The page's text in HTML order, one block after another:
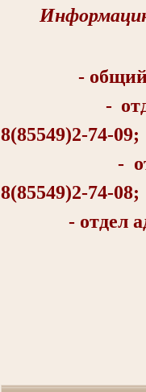
- общий
- отдел
8(85549)2-74-09;
- отдел
8(85549)2-74-08;
- отдел